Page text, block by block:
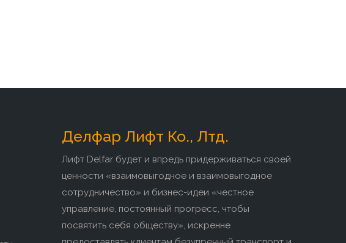
Делфар Лифт Ко., Лтд.
Лифт Delfar будет и впредь придерживаться своей
ценности «взаимовыгодное и взаимовыгодное
сотрудничество» и бизнес-идеи «честное
управление, постоянный прогресс, чтобы
посвятить себя обществу», искренне